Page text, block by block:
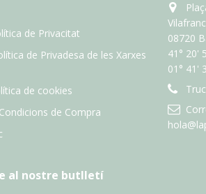
de Privacitat
de Privadesa de les Xarxes
de cookies
de Compra
08720
41° 20'
01° 41'
al nostre butlletí